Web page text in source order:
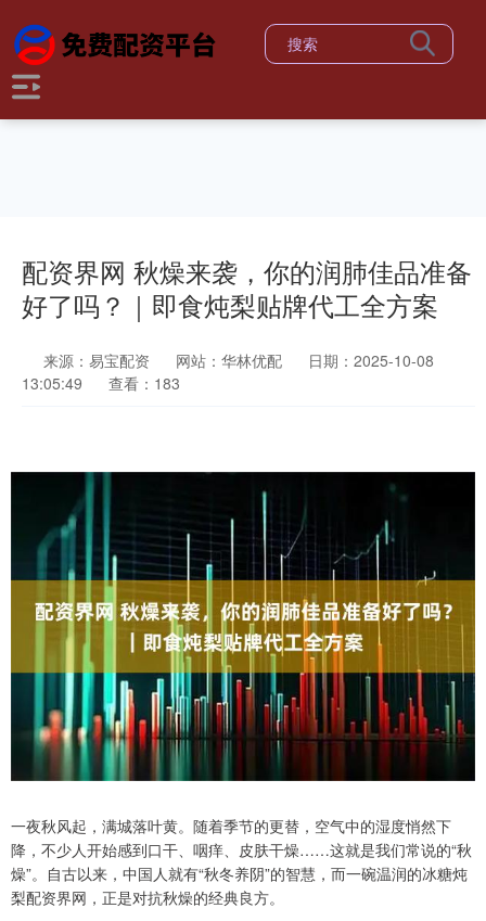
配资界网 秋燥来袭，你的润肺佳品准备
好了吗？｜即食炖梨贴牌代工全方案
来源：易宝配资 网站：华林优配
日期：2025-10-08
13:05:49
查看：183
一夜秋风起，满城落叶黄。随着季节的更替，空气中的湿度悄然下
降，不少人开始感到口干、咽痒、皮肤干燥……这就是我们常说的“秋
燥”。自古以来，中国人就有“秋冬养阴”的智慧，而一碗温润的冰糖炖
梨配资界网，正是对抗秋燥的经典良方。